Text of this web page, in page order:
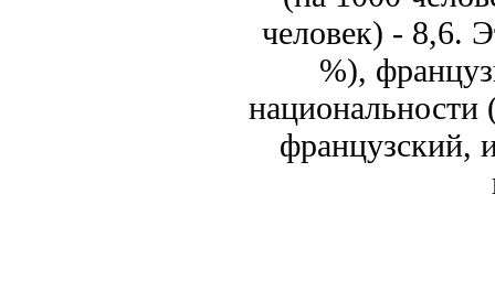
человек) - 8,6.
%),
французский,